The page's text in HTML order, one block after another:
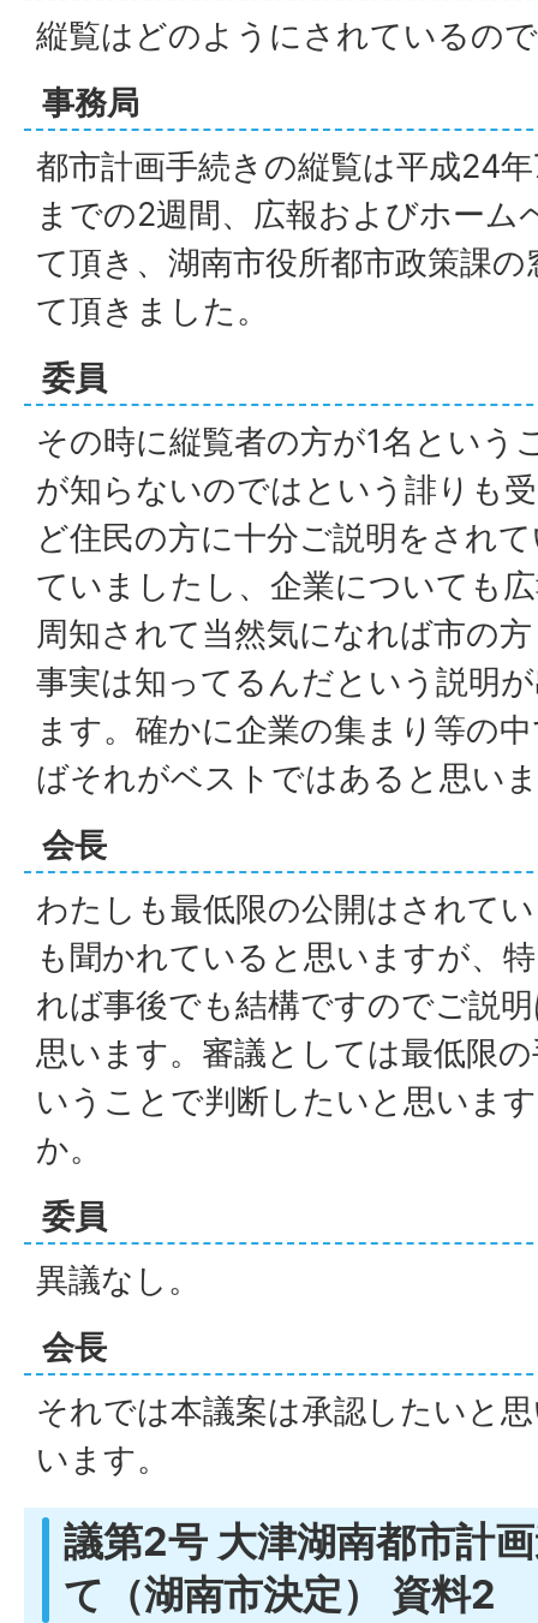
縦覧はどのようにされているの
事務局
都市計画手続きの縦覧は平成24
までの2週間、広報およびホーム
て頂き、湖南市役所都市政策課
て頂きました。
委員
その時に縦覧者の方が1名という
が知らないのではという誹りも
ど住民の方に十分ご説明をされ
ていましたし、企業についても
周知されて当然気になれば市の
事実は知ってるんだという説明
ます。確かに企業の集まり等の
ばそれがベストではあると思い
会長
わたしも最低限の公開はされて
も聞かれていると思いますが、
れば事後でも結構ですのでご説
思います。審議としては最低限
いうことで判断したいと思いま
か。
委員
異議なし。
会長
それでは本議案は承認したいと
います。
議第2号 大津湖南都市計
て（湖南市決定） 資料2